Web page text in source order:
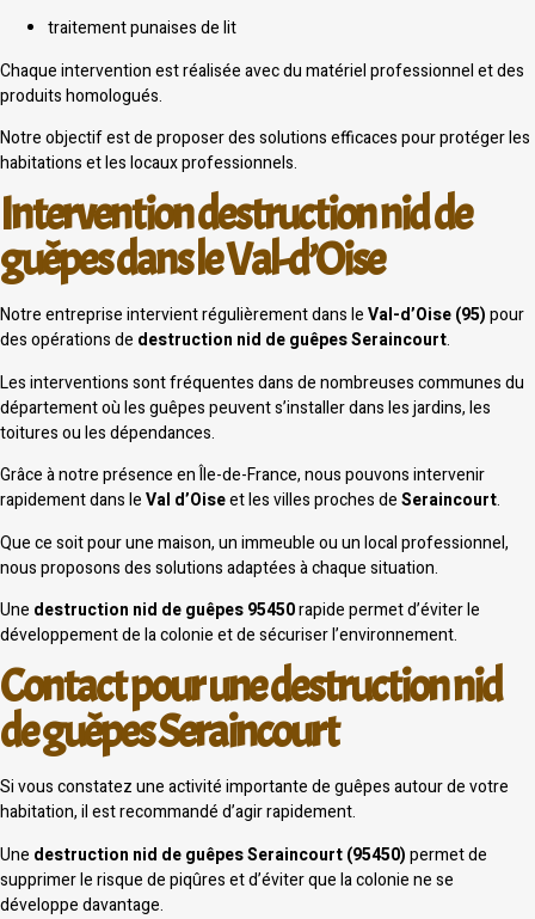
traitement punaises de lit
Chaque intervention est réalisée avec du matériel professionnel et des
produits homologués.
Notre objectif est de proposer des solutions efficaces pour protéger les
habitations et les locaux professionnels.
Intervention destruction nid de
guêpes dans le Val-d’Oise
Notre entreprise intervient régulièrement dans leVal-d’Oise (95)pour
des opérations de destruction nid de guêpes Seraincourt.
Les interventions sont fréquentes dans de nombreuses communes du
département où les guêpes peuvent s’installer dans les jardins, les
toitures ou les dépendances.
Grâce à notre présence en Île-de-France, nous pouvons intervenir
rapidement dans leVal d’Oiseet les villes proches deSeraincourt.
Que ce soit pour une maison, un immeuble ou un local professionnel,
nous proposons des solutions adaptées à chaque situation.
Une destruction nid de guêpes 95450rapide permet d’éviter le
développement de la colonie et de sécuriser l’environnement.
Contact pour une destruction nid
de guêpes Seraincourt
Si vous constatez une activité importante de guêpes autour de votre
habitation, il est recommandé d’agir rapidement.
Une destruction nid de guêpes Seraincourt (95450)permet de
supprimer le risque de piqûres et d’éviter que la colonie ne se
développe davantage.